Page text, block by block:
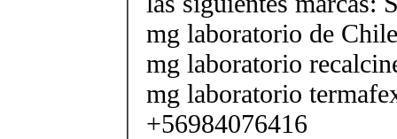
mg laboratorio de
mg laboratorio
mg laboratorio
+56984076416